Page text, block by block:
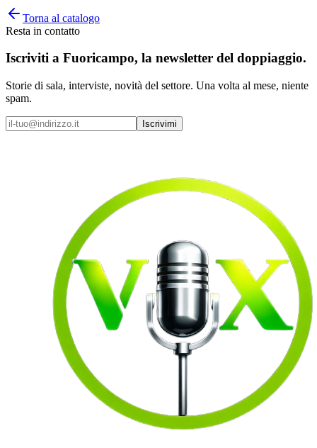
Torna al catalogo
Resta in contatto
Iscriviti a Fuoricampo, la newsletter del doppiaggio.
Storie di sala, interviste, novità del settore. Una volta al mese, niente
spam.
Iscrivimi